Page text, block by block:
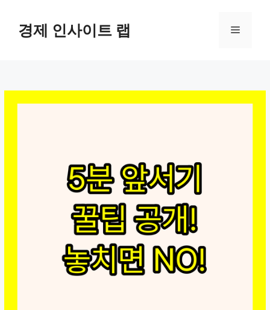
경제 인사이트 랩 메